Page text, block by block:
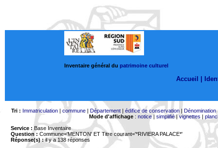
Inventaire général du patrimoine culturel
Accueil |
Tri : Immatriculation| commune| Département| édifice de conservation| Dénomination
Mode d'affichage: notice| simplifié|vignettes |
Service : Base Inventaire
Question : Commune='MENTON' ET Titre courant='*RIVIERA PALACE*'
Réponse(s) :il y a 138 réponses